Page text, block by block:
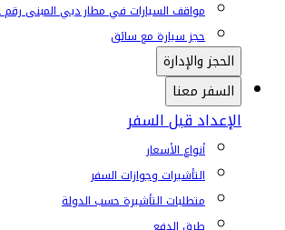
مواقف السيارات في مطار دبي المبنى رقم 2
حجز سيارة مع سائق
الحجز والإدارة
السفر معنا
الإعداد قبل السفر
أنواع الأسعار
التأشيرات وجوازات السفر
متطلبات التأشيرة حسب الدولة